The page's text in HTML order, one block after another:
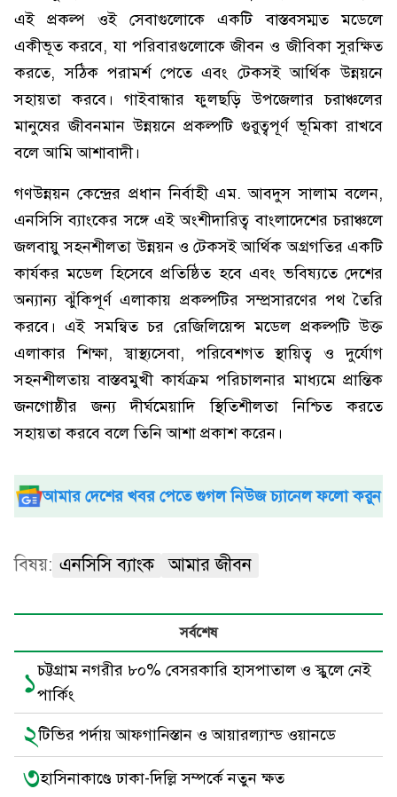
এই প্রকল্প ওই সেবাগুলোকে একটি বাস্তবসম্মত মডেলে
একীভূত করবে, যা পরিবারগুলোকে জীবন ও জীবিকা সুরক্ষিত
করতে, সঠিক পরামর্শ পেতে এবং টেকসই আর্থিক উন্নয়নে
সহায়তা করবে। গাইবান্ধার ফুলছড়ি উপজেলার চরাঞ্চলের
মানুষের জীবনমান উন্নয়নে প্রকল্পটি গুরুত্বপূর্ণ ভূমিকা রাখবে
বলে আমি আশাবাদী।
গণউন্নয়ন কেন্দ্রের প্রধান নির্বাহী এম. আবদুস সালাম বলেন,
এনসিসি ব্যাংকের সঙ্গে এই অংশীদারিত্ব বাংলাদেশের চরাঞ্চলে
জলবায়ু সহনশীলতা উন্নয়ন ও টেকসই আর্থিক অগ্রগতির একটি
কার্যকর মডেল হিসেবে প্রতিষ্ঠিত হবে এবং ভবিষ্যতে দেশের
অন্যান্য ঝুঁকিপূর্ণ এলাকায় প্রকল্পটির সম্প্রসারণের পথ তৈরি
করবে। এই সমন্বিত চর রেজিলিয়েন্স মডেল প্রকল্পটি উক্ত
এলাকার শিক্ষা, স্বাস্থ্যসেবা, পরিবেশগত স্থায়িত্ব ও দুর্যোগ
সহনশীলতায় বাস্তবমুখী কার্যক্রম পরিচালনার মাধ্যমে প্রান্তিক
জনগোষ্ঠীর জন্য দীর্ঘমেয়াদি স্থিতিশীলতা নিশ্চিত করতে
সহায়তা করবে বলে তিনি আশা প্রকাশ করেন।
আমার দেশের খবর পেতে গুগল নিউজ চ্যানেল ফলো করুন
বিষয়: এনসিসি ব্যাংক আমার জীবন
সর্বশেষ
১চট্টগ্রাম নগরীর ৮০% বেসরকারি হাসপাতাল ও স্কুলে নেই
পার্কিং
২টিভির পর্দায় আফগানিস্তান ও আয়ারল্যান্ড ওয়ানডে
৩হাসিনাকাণ্ডে ঢাকা-দিল্লি সম্পর্কে নতুন ক্ষত